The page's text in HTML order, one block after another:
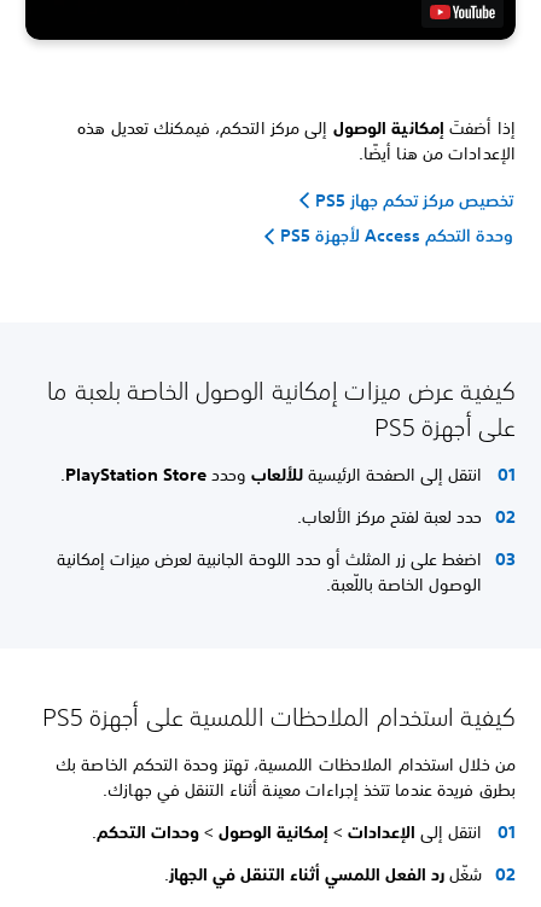
إذا أضفتَإمكانية الوصولإلى مركز التحكم، فيمكنك تعديل هذه
الإعدادات من هنا أيضًا.
تخصيص مركز تحكم جهاز PS5
وحدة التحكم Access لأجهزة PS5
كيفية عرض ميزات إمكانية الوصول الخاصة بلعبة ما
على أجهزة PS5
انتقل إلى الصفحة الرئيسيةللألعابوحددPlayStation Store
.
حدد لعبة لفتح مركز الألعاب.
اضغط على زر المثلث أو حدد اللوحة الجانبية لعرض ميزات إمكانية
الوصول الخاصة باللّعبة.
كيفية استخدام الملاحظات اللمسية على أجهزة PS5
من خلال استخدام الملاحظات اللمسية، تهتز وحدة التحكم الخاصة بك
بطرق فريدة عندما تتخذ إجراءات معينة أثناء التنقل في جهازك.
انتقل إلىالإعدادات>إمكانية الوصول>وحدات التحكم.
شغّلرد الفعل اللمسي أثناء التنقل في الجهاز.